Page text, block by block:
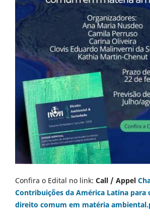
Confira o Edital no link: Call / Appel
Contribuições da América Latina para
direito comum em matéria